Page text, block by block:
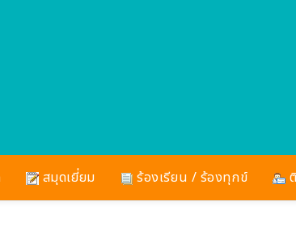
สมุดเยี่ยม ร้องเรียน / ร้องทุกข์